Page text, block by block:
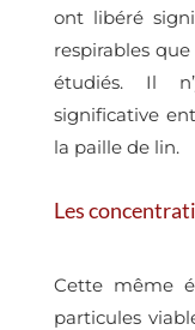
ont libéré
respirables
étudiés. Il
significative
la paille de lin.
Les
Cette même
particules